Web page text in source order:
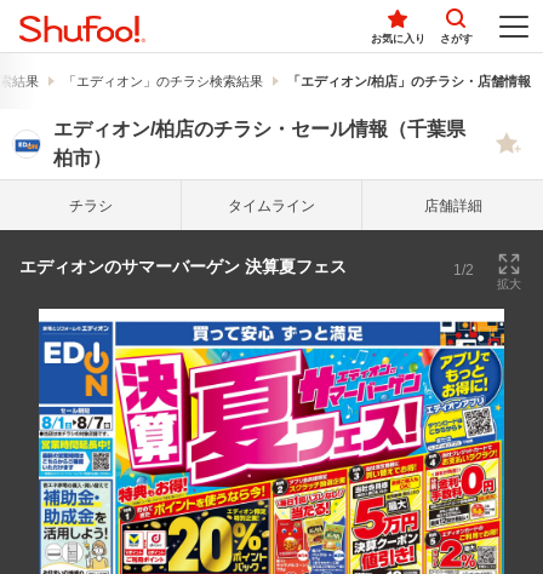
お気に入り さがす
結果 「エディオン」のチラシ検索結果 「エディオン/柏店」のチラシ・店舗情報
エディオン/柏店のチラシ・セール情報（千葉県
柏市）
チラシ タイム ライン 店舗詳細
エディオンのサマーバーゲン 決算夏フェス 1/2
拡大